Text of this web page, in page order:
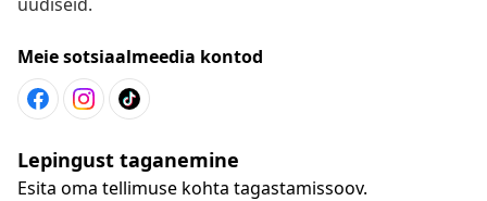
Meie sotsiaalmeedia kontod
Lepingust taganemine
Esita oma tellimuse kohta tagastamissoov.